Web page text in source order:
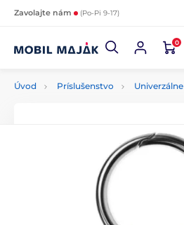
Zavolajte nám (Po-Pi 9-17)
0
Úvod Príslušenstvo Univerzálne